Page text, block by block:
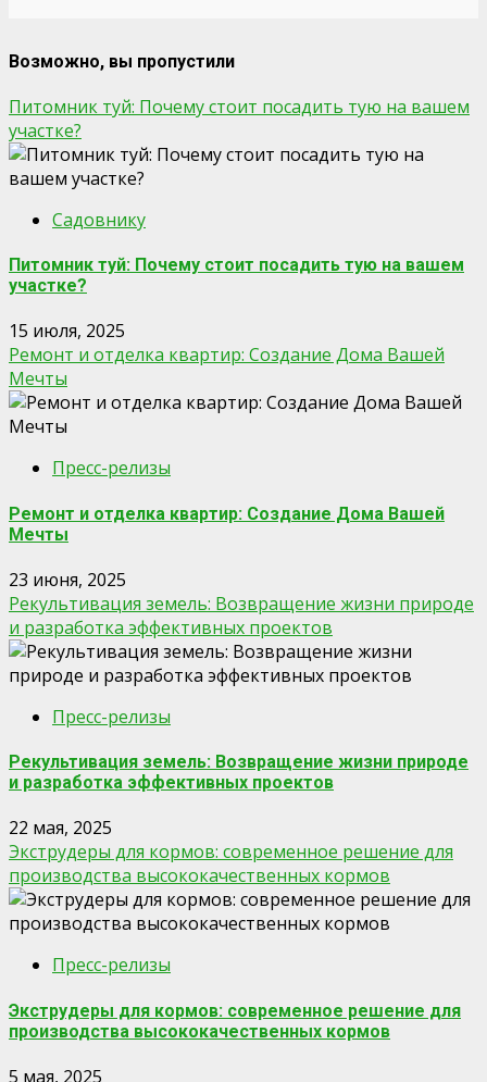
Возможно, вы пропустили
Питомник туй: Почему стоит посадить тую на вашем
участке?
Садовнику
Питомник туй: Почему стоит посадить тую на вашем
участке?
15 июля, 2025
Ремонт и отделка квартир: Создание Дома Вашей
Мечты
Пресс-релизы
Ремонт и отделка квартир: Создание Дома Вашей
Мечты
23 июня, 2025
Рекультивация земель: Возвращение жизни природе
и разработка эффективных проектов
Пресс-релизы
Рекультивация земель: Возвращение жизни природе
и разработка эффективных проектов
22 мая, 2025
Экструдеры для кормов: современное решение для
производства высококачественных кормов
Пресс-релизы
Экструдеры для кормов: современное решение для
производства высококачественных кормов
5 мая, 2025